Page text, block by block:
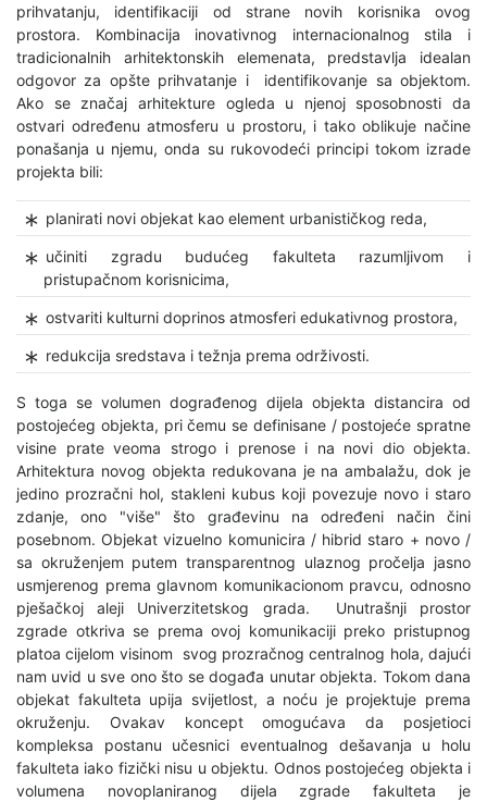
prihvatanju, identifikaciji od strane novih korisnika ovog
prostora. Kombinacija inovativnog internacionalnog stila i
tradicionalnih arhitektonskih elemenata, predstavlja idealan
odgovor za opšte prihvatanje i identifikovanje sa objektom.
Ako se značaj arhitekture ogleda u njenoj sposobnosti da
ostvari određenu atmosferu u prostoru, i tako oblikuje načine
ponašanja u njemu, onda su rukovodeći principi tokom izrade
projekta bili:
planirati novi objekat kao element urbanističkog reda,
učiniti zgradu budućeg fakulteta razumljivom i
pristupačnom korisnicima,
ostvariti kulturni doprinos atmosferi edukativnog prostora,
redukcija sredstava i težnja prema održivosti.
S toga se volumen dograđenog dijela objekta distancira od
postojećeg objekta, pri čemu se definisane / postojeće spratne
visine prate veoma strogo i prenose i na novi dio objekta.
Arhitektura novog objekta redukovana je na ambalažu, dok je
jedino prozračni hol, stakleni kubus koji povezuje novo i staro
zdanje, ono "više" što građevinu na određeni način čini
posebnom. Objekat vizuelno komunicira / hibrid staro + novo /
sa okruženjem putem transparentnog ulaznog pročelja jasno
usmjerenog prema glavnom komunikacionom pravcu, odnosno
pješačkoj aleji Univerzitetskog grada. Unutrašnji prostor
zgrade otkriva se prema ovoj komunikaciji preko pristupnog
platoa cijelom visinom svog prozračnog centralnog hola, dajući
nam uvid u sve ono što se događa unutar objekta. Tokom dana
objekat fakulteta upija svijetlost, a noću je projektuje prema
okruženju. Ovakav koncept omogućava da posjetioci
kompleksa postanu učesnici eventualnog dešavanja u holu
fakulteta iako fizički nisu u objektu. Odnos postojećeg objekta i
volumena novoplaniranog dijela zgrade fakulteta je